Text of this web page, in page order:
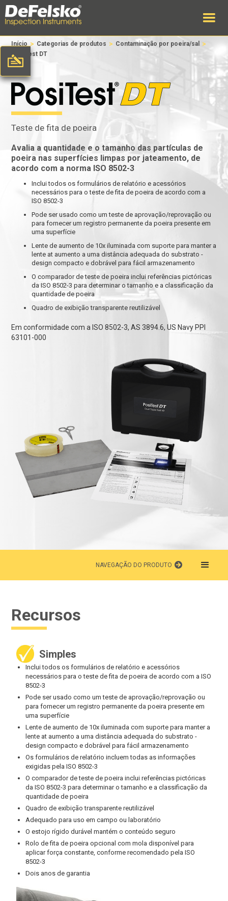
Início > Categorias de produtos > Contaminação por poeira/sal >
PosiTest DT
Teste de fita de poeira
Avalia a quantidade e o tamanho das partículas de
poeira nas superfícies limpas por jateamento, de
acordo com a norma ISO 8502-3
Inclui todos os formulários de relatório e acessórios
necessários para o teste de fita de poeira de acordo com a
ISO 8502-3
Pode ser usado como um teste de aprovação/reprovação ou
para fornecer um registro permanente da poeira presente em
uma superfície
Lente de aumento de 10x iluminada com suporte para manter a
lente at aumento a uma distância adequada do substrato -
design compacto e dobrável para fácil armazenamento
O comparador de teste de poeira inclui referências pictóricas
da ISO 8502-3 para determinar o tamanho e a classificação da
quantidade de poeira
Quadro de exibição transparente reutilizável
Em conformidade com a ISO 8502-3, AS 3894.6, US Navy PPI
63101-000
NAVEGAÇÃO DO PRODUTO
Recursos
Simples
Inclui todos os formulários de relatório e acessórios
necessários para o teste de fita de poeira de acordo com a ISO
8502-3
Pode ser usado como um teste de aprovação/reprovação ou
para fornecer um registro permanente da poeira presente em
uma superfície
Lente de aumento de 10x iluminada com suporte para manter a
lente at aumento a uma distância adequada do substrato -
design compacto e dobrável para fácil armazenamento
Os formulários de relatório incluem todas as informações
exigidas pela ISO 8502-3
O comparador de teste de poeira inclui referências pictóricas
da ISO 8502-3 para determinar o tamanho e a classificação da
quantidade de poeira
Quadro de exibição transparente reutilizável
Adequado para uso em campo ou laboratório
O estojo rígido durável mantém o conteúdo seguro
Rolo de fita de poeira opcional com mola disponível para
aplicar força constante, conforme recomendado pela ISO
8502-3
Dois anos de garantia